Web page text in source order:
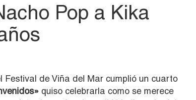
Pop a Kika
de Viña del Mar cumplió un cuarto
quiso celebrarla como se merece